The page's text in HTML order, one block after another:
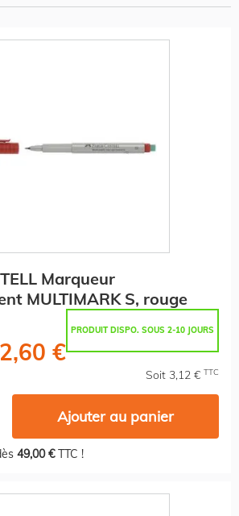
Marqueur
MULTIMARK S, rouge
PRODUIT DISPO. SOUS 2-10 JOURS
2,60 €
Soit 3,12 € TTC
Ajouter au panier
49,00 €TTC !